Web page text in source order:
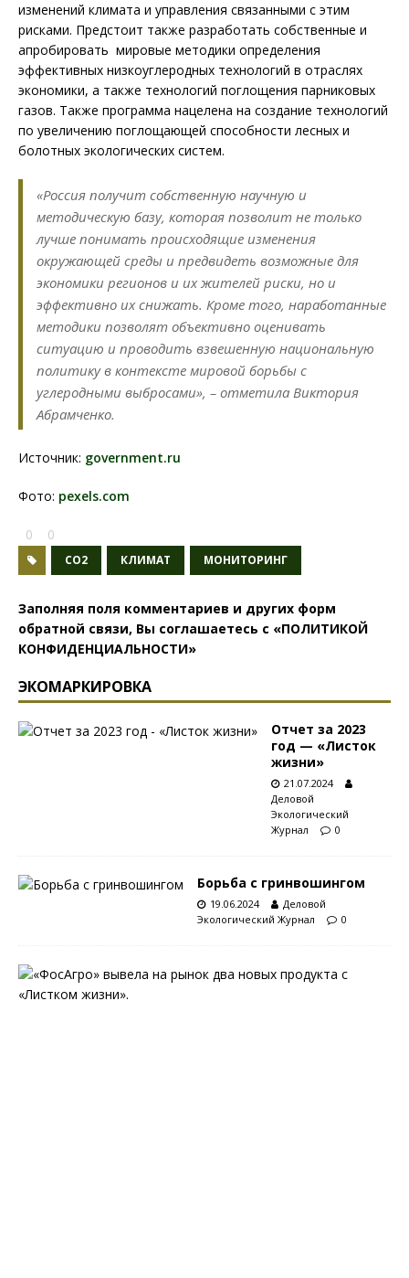
изменений климата и управления связанными с этим
рисками. Предстоит также разработать собственные и
апробировать мировые методики определения
эффективных низкоуглеродных технологий в отраслях
экономики, а также технологий поглощения парниковых
газов. Также программа нацелена на создание технологий
по увеличению поглощающей способности лесных и
болотных экологических систем.
«Россия получит собственную научную и
методическую базу, которая позволит не только
лучше понимать происходящие изменения
окружающей среды и предвидеть возможные для
экономики регионов и их жителей риски, но и
эффективно их снижать. Кроме того, наработанные
методики позволят объективно оценивать
ситуацию и проводить взвешенную национальную
политику в контексте мировой борьбы с
углеродными выбросами», – отметила Виктория
Абрамченко.
Источник: government.ru
Фото: pexels.com
0 0
CO2 КЛИМАТ МОНИТОРИНГ
Заполняя поля комментариев и других форм
обратной связи, Вы соглашаетесь с «ПОЛИТИКОЙ
КОНФИДЕНЦИАЛЬНОСТИ»
ЭКОМАРКИРОВКА
Отчет за 2023
год — «Листок
жизни»
21.07.2024
Деловой
Экологический
Журнал
0
Борьба с гринвошингом
19.06.2024
Деловой
Экологический Журнал
0